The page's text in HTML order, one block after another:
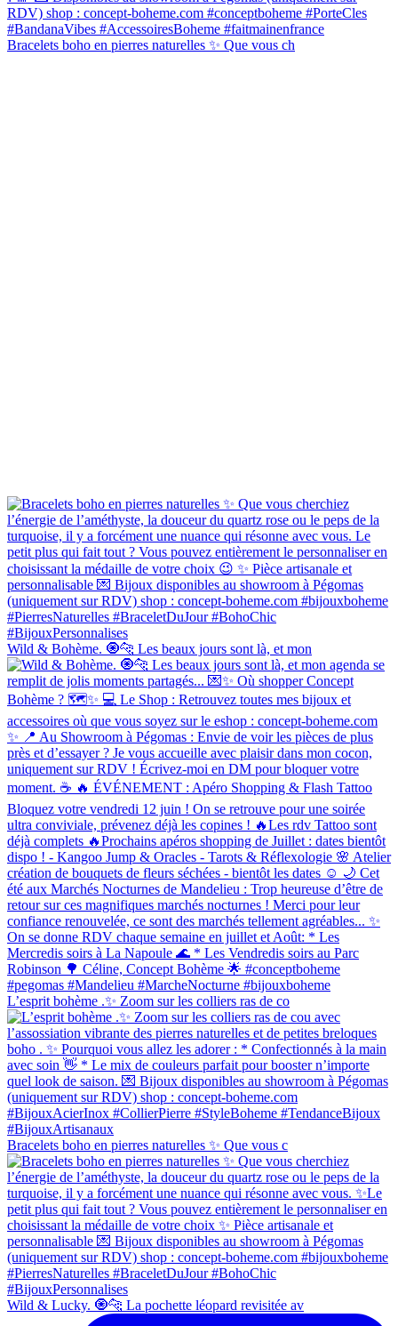
Bracelets boho en pierres naturelles ✨ Que vous ch
Wild & Bohème. 🧿🐆 Les beaux jours sont là, et mon
L’esprit bohème .✨ Zoom sur les colliers ras de co
Bracelets boho en pierres naturelles ✨ Que vous c
Wild & Lucky. 🧿🐆 La pochette léopard revisitée av